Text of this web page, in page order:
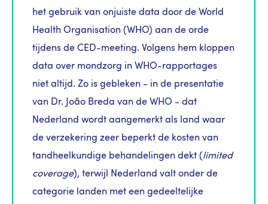
het gebruik van onjuiste data door de World
Health Organisation (WHO) aan de orde
tijdens de CED-meeting. Volgens hem kloppen
data over mondzorg in WHO-rapportages
niet altijd. Zo is gebleken - in de presentatie
van Dr. João Breda van de WHO - dat
Nederland wordt aangemerkt als land waar
de verzekering zeer beperkt de kosten van
tandheelkundige behandelingen dekt (limited
coverage), terwijl Nederland valt onder de
categorie landen met een gedeeltelijke